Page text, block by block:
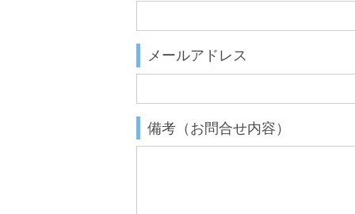
メールアドレス
備考（お問合せ内容）